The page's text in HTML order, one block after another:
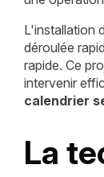
L'installation
déroulée
rapide. Ce
intervenir
calendrier
La